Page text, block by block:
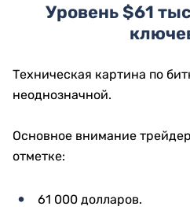
Уровень $61
Техническая картина по
неоднозначной.
Основное внимание
отметке:
61 000 долларов.